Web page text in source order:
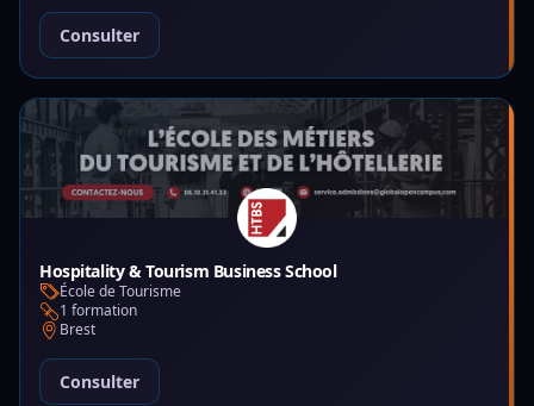
Consulter
Hospitality & Tourism Business School
École de Tourisme
1 formation
Brest
Consulter